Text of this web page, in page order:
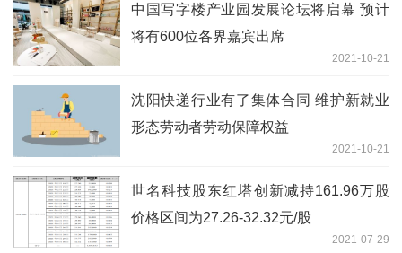
中国写字楼产业园发展论坛将启幕 预计
将有600位各界嘉宾出席
2021-10-21
沈阳快递行业有了集体合同 维护新就业
形态劳动者劳动保障权益
2021-10-21
世名科技股东红塔创新减持161.96万股
价格区间为27.26-32.32元/股
2021-07-29